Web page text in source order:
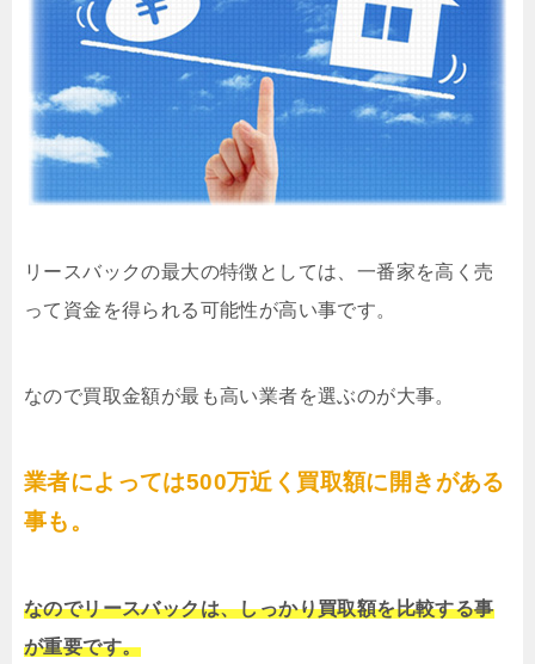
リースバックの最大の特徴としては、一番家を高く売
って資金を得られる可能性が高い事です。
なので買取金額が最も高い業者を選ぶのが大事。
業者によっては500万近く買取額に開きがある
事も。
なのでリースバックは、しっかり買取額を比較する事
が重要です。